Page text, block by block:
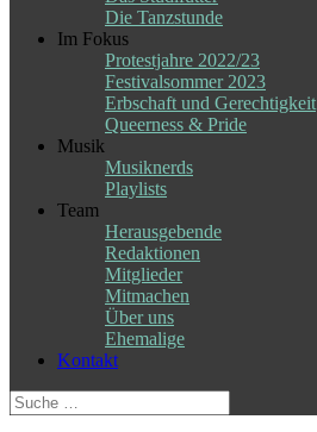
Die Tanzstunde
Im Fokus
Protestjahre 2022/23
Festivalsommer 2023
Erbschaft und Gerechtigkeit
Queerness & Pride
Musik
Musiknerds
Playlists
Team
Herausgebende
Redaktionen
Mitglieder
Mitmachen
Über uns
Ehemalige
Kontakt
Suche
nach: